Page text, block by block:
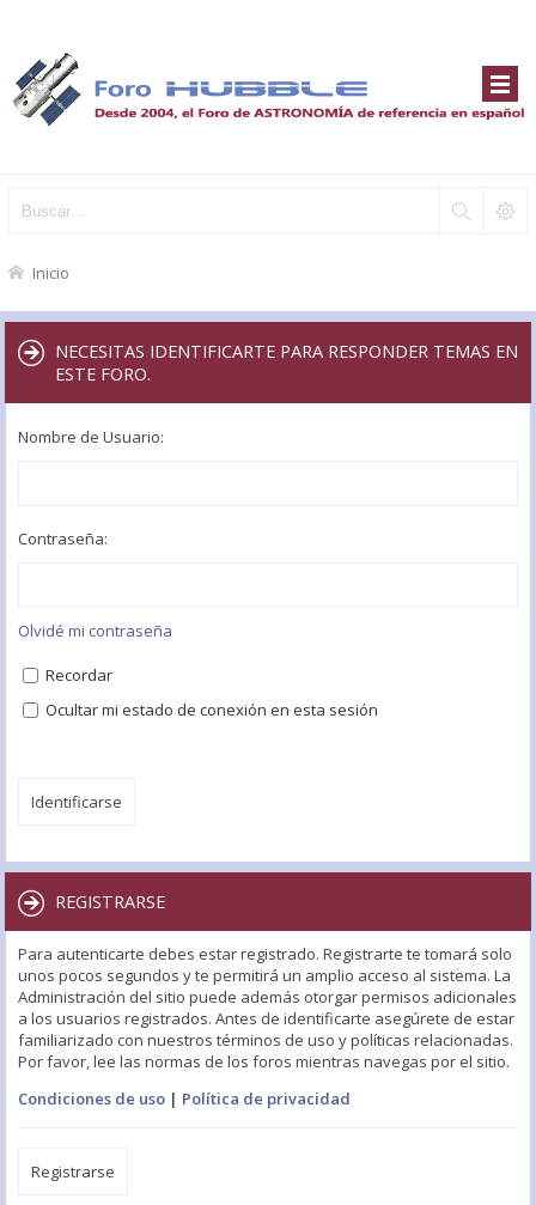
Inicio
NECESITAS IDENTIFICARTE PARA RESPONDER TEMAS EN
ESTE FORO.
Nombre de Usuario:
Contraseña:
Olvidé mi contraseña
Recordar
Ocultar mi estado de conexión en esta sesión
REGISTRARSE
Para autenticarte debes estar registrado. Registrarte te tomará solo
unos pocos segundos y te permitirá un amplio acceso al sistema. La
Administración del sitio puede además otorgar permisos adicionales
a los usuarios registrados. Antes de identificarte asegúrete de estar
familiarizado con nuestros términos de uso y políticas relacionadas.
Por favor, lee las normas de los foros mientras navegas por el sitio.
Condiciones de uso | Política de privacidad
Registrarse